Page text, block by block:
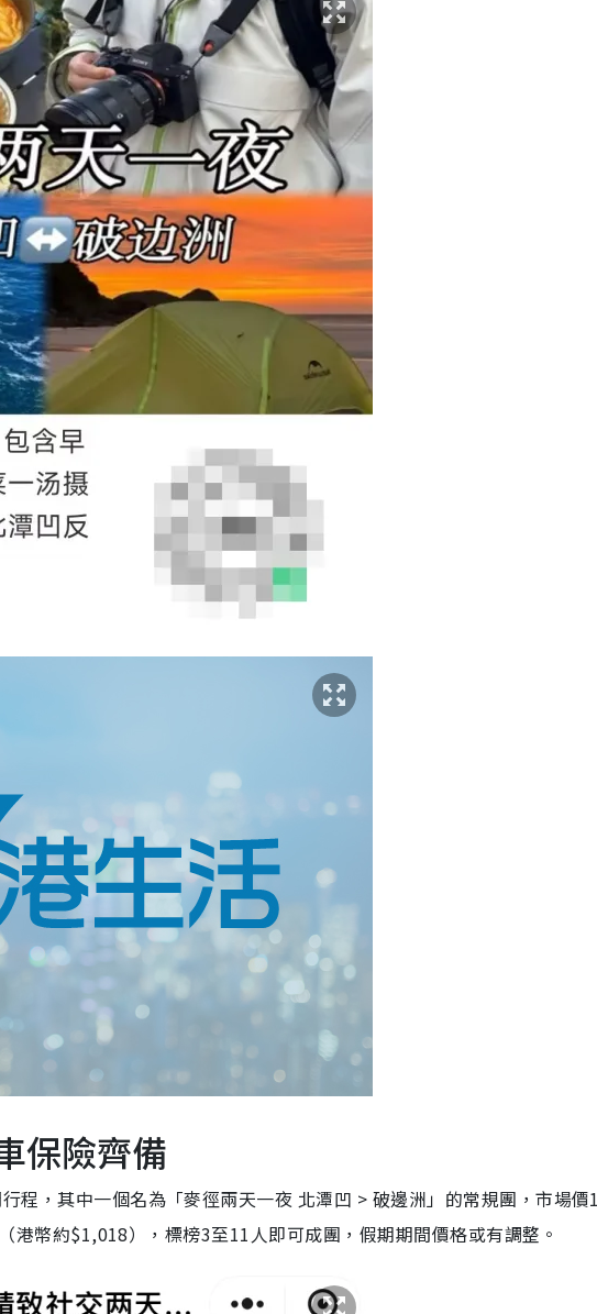
保險齊備
程，其中一個名為「麥徑兩天一夜 北潭凹 > 破邊洲」的常規團，市場
港幣約$1,018），標榜3至11人即可成團，假期期間價格或有調整。